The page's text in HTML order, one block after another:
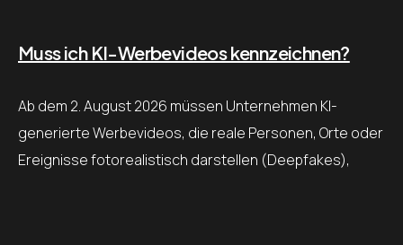
Muss ich KI-Werbevideos kennzeichnen?
Ab dem 2. August 2026 müssen Unternehmen KI-
generierte Werbevideos, die reale Personen, Orte oder
Ereignisse fotorealistisch darstellen (Deepfakes),